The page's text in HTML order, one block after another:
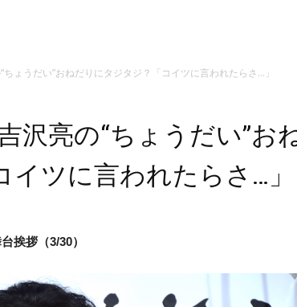
ょうだい”おねだりにタジタジ？「コイツに言われたらさ…」
沢亮の“ちょうだい”お
ツに言われたらさ…」
挨拶（3/30）